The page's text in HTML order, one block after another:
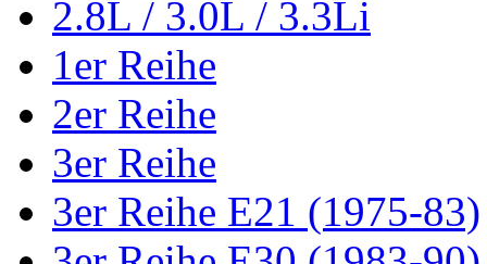
2.8L / 3.0L / 3.3Li
1er Reihe
2er Reihe
3er Reihe
3er Reihe E21 (1975-83)